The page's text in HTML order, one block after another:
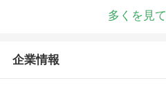
多くを見
企業情報